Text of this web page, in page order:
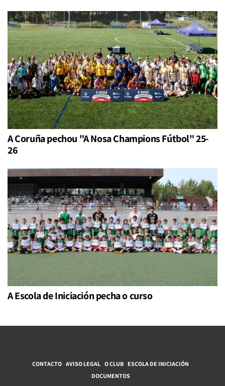
A Coruña pechou "A Nosa Champions Fútbol" 25-
26
A Escola de Iniciación pecha o curso
CONTACTO AVISO LEGAL O CLUB ESCOLA DE INICIACIÓN
DOCUMENTOS